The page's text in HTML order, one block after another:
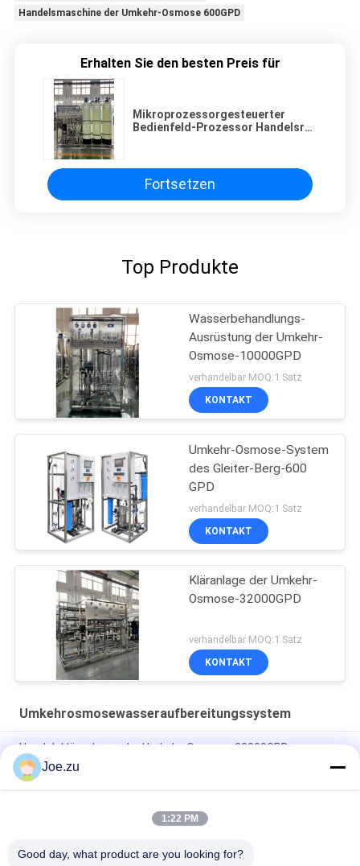
Handelsmaschine der Umkehr-Osmose 600GPD
Erhalten Sie den besten Preis für
Mikroprozessorgesteuerter
Bedienfeld-Prozessor Handelsro-
Fortsetzen
Top Produkte
Wasserbehandlungs-
Ausrüstung der Umkehr-
Osmose-10000GPD
verhandelbar MOQ:1 Satz
KONTAKT
Umkehr-Osmose-System
des Gleiter-Berg-600
GPD
verhandelbar MOQ:1 Satz
KONTAKT
Kläranlage der Umkehr-
Osmose-32000GPD
verhandelbar MOQ:1 Satz
KONTAKT
Umkehrosmosewasseraufbereitungssystem
Handelskläranlagen der Umkehr-Osmose-28000GPD
Handelskläranlage der Umkehr-Osmose-36000GPD
IoT Smart Remote Monitoring Umkehrosmose-
Wasseraufbereitungssystem 100TPD PLC Touchscreen
Joe.zu
1:22 PM
Good day, what product are you looking for?